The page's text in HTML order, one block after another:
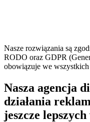
Nasze rozwiązania są
RODO oraz GDPR
obowiązuje we
Nasza agencja
działania
jeszcze